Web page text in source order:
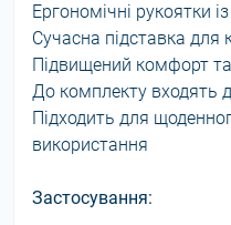
Ергономічні рукоятки
Сучасна підставка для
Підвищений комфорт та
До комплекту входять
Підходить для
використання
Застосування: